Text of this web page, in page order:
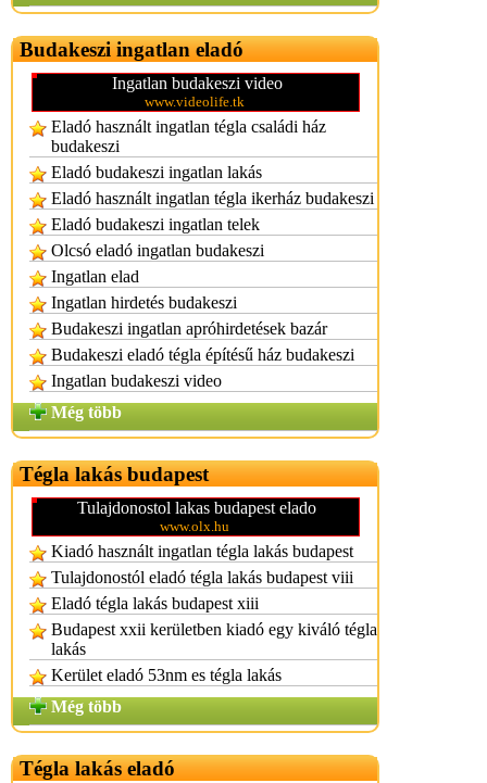
Budakeszi ingatlan eladó
Ingatlan budakeszi video
www.videolife.tk
Eladó használt ingatlan tégla családi ház
budakeszi
Eladó budakeszi ingatlan lakás
Eladó használt ingatlan tégla ikerház budakeszi
Eladó budakeszi ingatlan telek
Olcsó eladó ingatlan budakeszi
Ingatlan elad
Ingatlan hirdetés budakeszi
Budakeszi ingatlan apróhirdetések bazár
Budakeszi eladó tégla építésű ház budakeszi
Ingatlan budakeszi video
Még több
Tégla lakás budapest
Tulajdonostol lakas budapest elado
www.olx.hu
Kiadó használt ingatlan tégla lakás budapest
Tulajdonostól eladó tégla lakás budapest viii
Eladó tégla lakás budapest xiii
Budapest xxii kerületben kiadó egy kiváló tégla
lakás
Kerület eladó 53nm es tégla lakás
Még több
Tégla lakás eladó